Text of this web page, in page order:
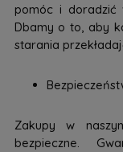
pomóc i doradzić
Dbamy o to, aby
starania
Zakupy w
bezpieczne.